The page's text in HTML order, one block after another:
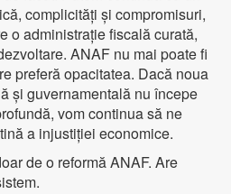
complicități și compromisuri,
o administrație fiscală curată,
ANAF nu mai poate fi
preferă opacitatea. Dacă noua
și guvernamentală nu începe
vom continua să ne
a injustiției economice.
de o reformă ANAF. Are